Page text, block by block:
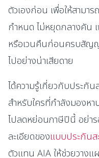
ตัวเองก่อน เพื่อให้สามา
กำหนด ไม่หยุดกลางคัน
หรือเวนคืนก่อนครบสัญ
ไปอย่างน่าเสียดาย
ได้ความรู้เกี่ยวกับประกั
สำหรับใครที่กำลังมองห
ไปลดหย่อนภาษีปีนี้ อย่าร
ละเอียดของแบบประกัน
ตัวแทน AIA ให้ช่วยวางแ